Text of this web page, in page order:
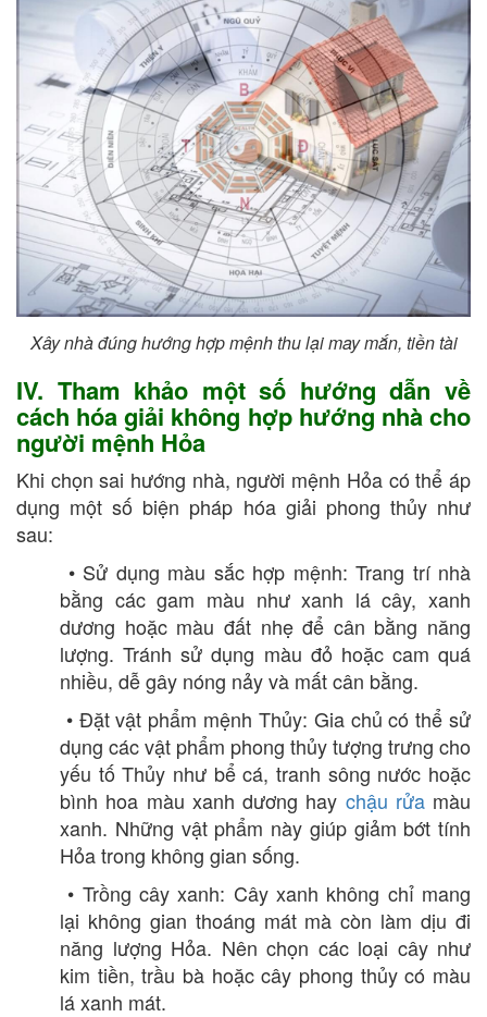
Xây nhà đúng hướng hợp mệnh thu lại may mắn, tiền tài
IV. Tham khảo một số hướng dẫn về
cách hóa giải không hợp hướng nhà cho
người mệnh Hỏa
Khi chọn sai hướng nhà, người mệnh Hỏa có thể áp
dụng một số biện pháp hóa giải phong thủy như
sau:
• Sử dụng màu sắc hợp mệnh: Trang trí nhà
bằng các gam màu như xanh lá cây, xanh
dương hoặc màu đất nhẹ để cân bằng năng
lượng. Tránh sử dụng màu đỏ hoặc cam quá
nhiều, dễ gây nóng nảy và mất cân bằng.
• Đặt vật phẩm mệnh Thủy: Gia chủ có thể sử
dụng các vật phẩm phong thủy tượng trưng cho
yếu tố Thủy như bể cá, tranh sông nước hoặc
bình hoa màu xanh dương hay chậu rửamàu
xanh. Những vật phẩm này giúp giảm bớt tính
Hỏa trong không gian sống.
• Trồng cây xanh: Cây xanh không chỉ mang
lại không gian thoáng mát mà còn làm dịu đi
năng lượng Hỏa. Nên chọn các loại cây như
kim tiền, trầu bà hoặc cây phong thủy có màu
lá xanh mát.